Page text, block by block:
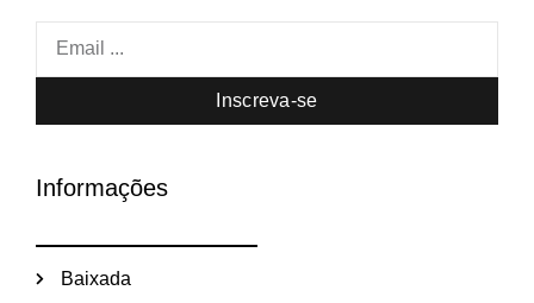
Inscreva-se
Informações
Baixada